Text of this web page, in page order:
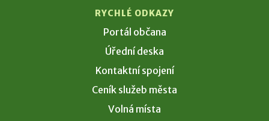
RYCHLÉ ODKAZY
Portál občana
Úřední deska
Kontaktní spojení
Ceník služeb města
Volná místa